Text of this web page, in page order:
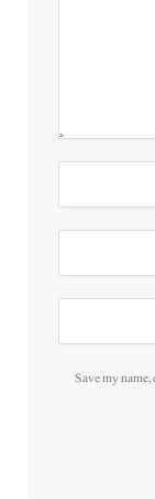
Save my